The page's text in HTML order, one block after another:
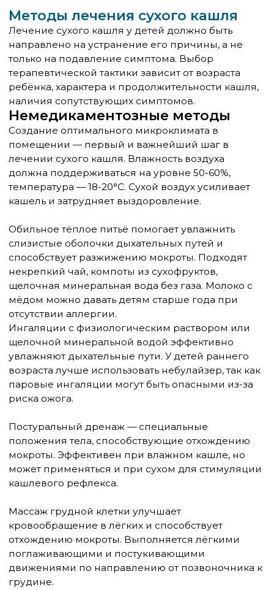
Сухой кашель у детей — многогранная проблема,
требующая внимательного подхода и
правильной диагностики. Понимание причин и
механизмов развития кашля помогает выбрать
осложнений. Главное правило для родителей —
не заниматься самолечением при затяжном или
профессиональной медицинской помощью.
Современные методы диагностики и лечения
позволяют эффективно справляться с
большинством случаев детского кашля и
обеспечивать быстрое выздоровление
маленьких пациентов.